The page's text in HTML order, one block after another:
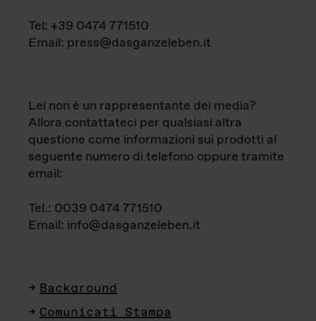
Tel: +39 0474 771510
Email: press@dasganzeleben.it
Lei non è un rappresentante dei media?
Allora contattateci per qualsiasi altra
questione come informazioni sui prodotti al
seguente numero di telefono oppure tramite
email:
Tel.: 0039 0474 771510
Email: info@dasganzeleben.it
Background
Comunicati Stampa